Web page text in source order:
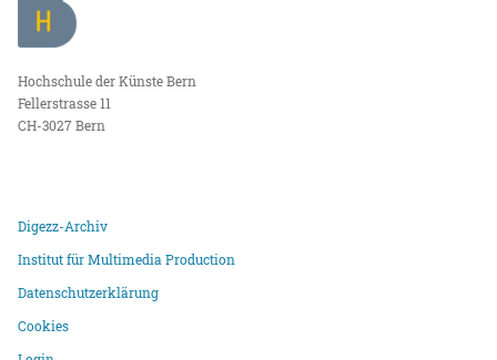
Hochschule der Künste Bern
Fellerstrasse 11
CH-3027 Bern
Digezz-Archiv
Institut für Multimedia Production
Datenschutzerklärung
Cookies